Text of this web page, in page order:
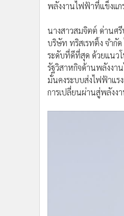
พลังงานไฟฟ้าที่แข็งแก
นางสาวสมจิตต์ ด่านศรี
บริษัท ทริสเรทติ้ง จำกั
ระดับที่ดีที่สุด ด้วยแนว
รัฐวิสาหกิจด้านพลังงา
มั่นคงระบบส่งไฟฟ้าแร
การเปลี่ยนผ่านสู่พลังง